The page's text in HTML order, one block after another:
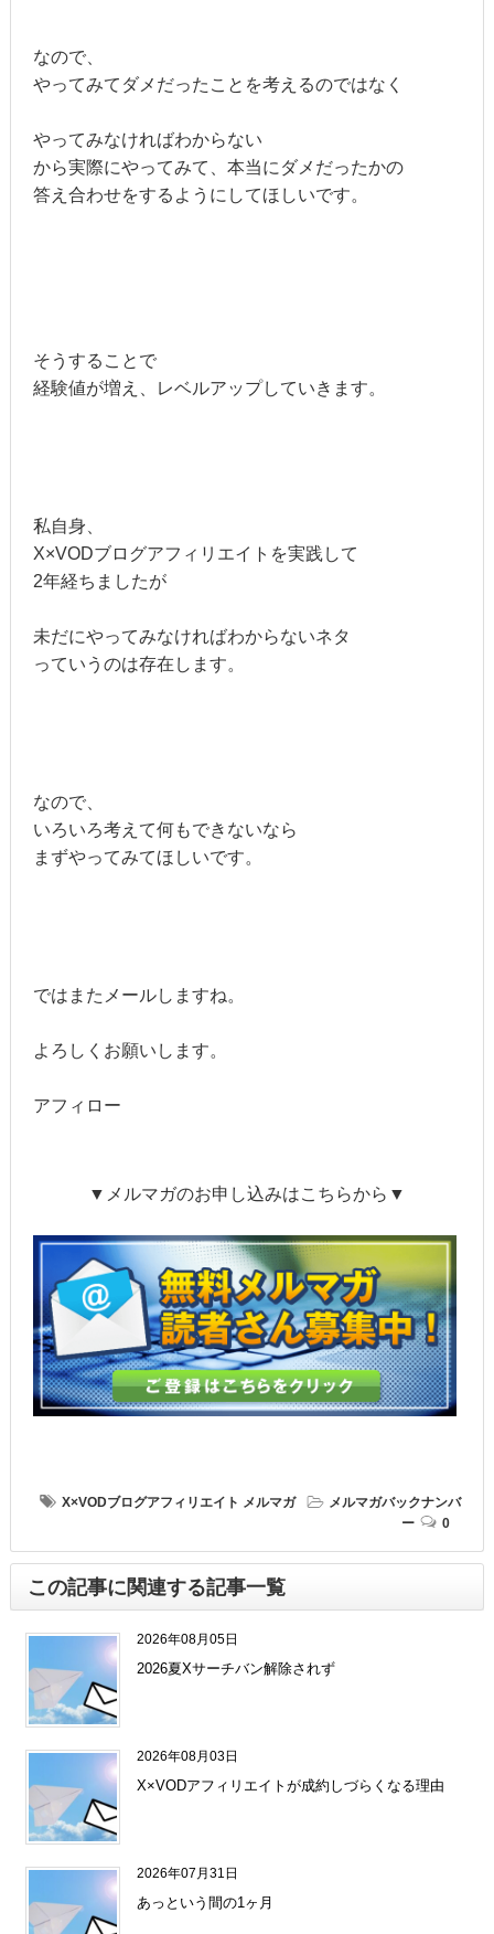
なので、
やってみてダメだったことを考えるのではなく
やってみなければわからない
から実際にやってみて、本当にダメだったかの
答え合わせをするようにしてほしいです。
そうすることで
経験値が増え、レベルアップしていきます。
私自身、
X×VODブログアフィリエイトを実践して
2年経ちましたが
未だにやってみなければわからないネタ
っていうのは存在します。
なので、
いろいろ考えて何もできないなら
まずやってみてほしいです。
ではまたメールしますね。
よろしくお願いします。
アフィロー
▼メルマガのお申し込みはこちらから▼
X×VODブログアフィリエイト メルマガ
メルマガバックナンバ
ー
0
この記事に関連する記事一覧
2026年08月05日
2026夏Xサーチバン解除されず
2026年08月03日
X×VODアフィリエイトが成約しづらくなる理由
2026年07月31日
あっという間の1ヶ月